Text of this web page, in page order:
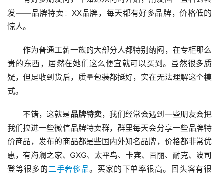
发——品牌特卖：XX品牌，每天都有好多品牌，价格低的
惊人。
作为普通工薪一族的大部分人都特别纳闷，在专柜那么
贵的东西，居然在她们这么便宜就可以买到。虽然很多质
疑，但是收到货后，质量包装都挺好，实在无法理解这个模
式。
不错，这就是品牌特卖，我们经常会遇到一些朋友会把
我们拉进一些微信品牌特卖群，群里每天会分享一些品牌特
价商品，发布的商品都是些国内外知名品牌，价格都非常优
惠，有海澜之家、GXG、太平鸟、卡宾、百丽、耐克、波司
登等很多的二手奢侈品。买家的下单率很高。回头客有很